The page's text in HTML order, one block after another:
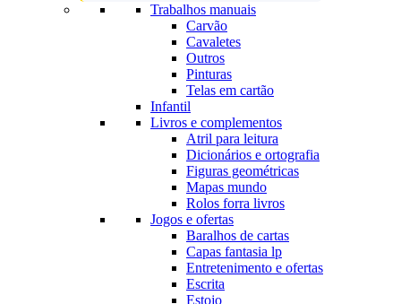
Trabalhos manuais
Carvão
Cavaletes
Outros
Pinturas
Telas em cartão
Infantil
Livros e complementos
Atril para leitura
Dicionários e ortografia
Figuras geométricas
Mapas mundo
Rolos forra livros
Jogos e ofertas
Baralhos de cartas
Capas fantasia lp
Entretenimento e ofertas
Escrita
Estojo